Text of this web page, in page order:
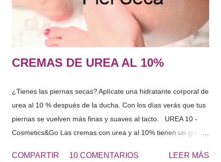
agua del interior del organismo y del exterior, es decir, del
ambiente que n...
CREMAS DE UREA AL 10%
¿Tienes las piernas secas? Aplícate una hidratante corporal de
urea al 10 % después de la ducha. Con los días verás que tus
piernas se vuelven más finas y suaves al tacto. UREA 10 -
Cosmetics&Go Las cremas con urea y al 10% tienen un gran
superficie de la piel. Ideal para pieles secas o ahora en
COMPARTIR 10 COMENTARIOS LEER MÁS